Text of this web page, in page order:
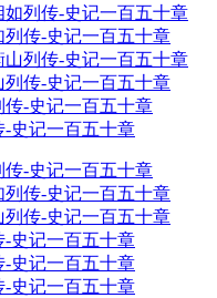
列传-史记一百五十章
列传-史记一百五十章
-史记一百五十章
传-史记一百五十章
列传-史记一百五十章
列传-史记一百五十章
-史记一百五十章
-史记一百五十章
-史记一百五十章